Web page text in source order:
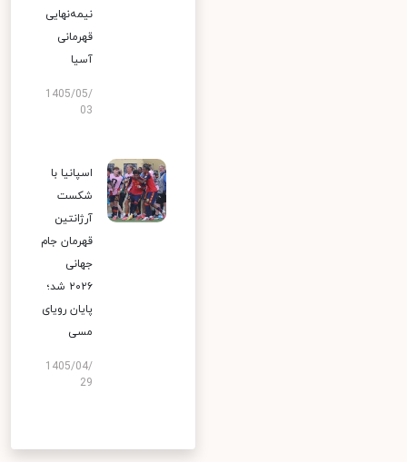
نیمه‌نهایی
قهرمانی
آسیا
1405/05/
03
اسپانیا با
شکست
آرژانتین
قهرمان جام
جهانی
۲۰۲۶ شد؛
پایان رویای
مسی
1405/04/
29